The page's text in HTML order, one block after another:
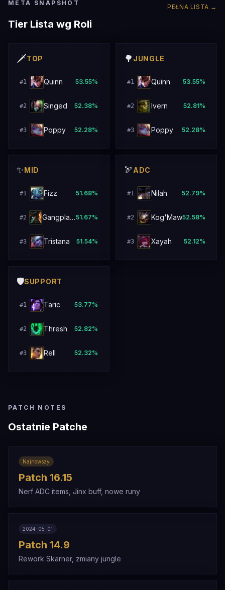
META SNAPSHOT
PEŁNA LISTA →
Tier Lista wg Roli
🗡️TOP
#1 Quinn 53.55%
#2 Singed 52.38%
#3 Poppy 52.28%
🌳 JUNGLE
#1 Quinn 53.55%
#2 Ivern 52.81%
#3 Poppy 52.28%
✨MID
#1 Fizz 51.68%
#2 Gangplank51.67%
#3 Tristana 51.54%
🏹ADC
#1 Nilah 52.79%
#2 Kog'Maw52.58%
#3 Xayah 52.12%
🛡️SUPPORT
#1 Taric 53.77%
#2 Thresh 52.82%
#3 Rell 52.32%
PATCH NOTES
Ostatnie Patche
Najnowszy
Patch 16.15
Nerf ADC items, Jinx buff, nowe runy
2024-05-01
Patch 14.9
Rework Skarner, zmiany jungle